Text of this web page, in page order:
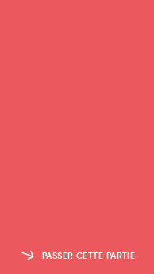
PASSER CETTE PARTIE